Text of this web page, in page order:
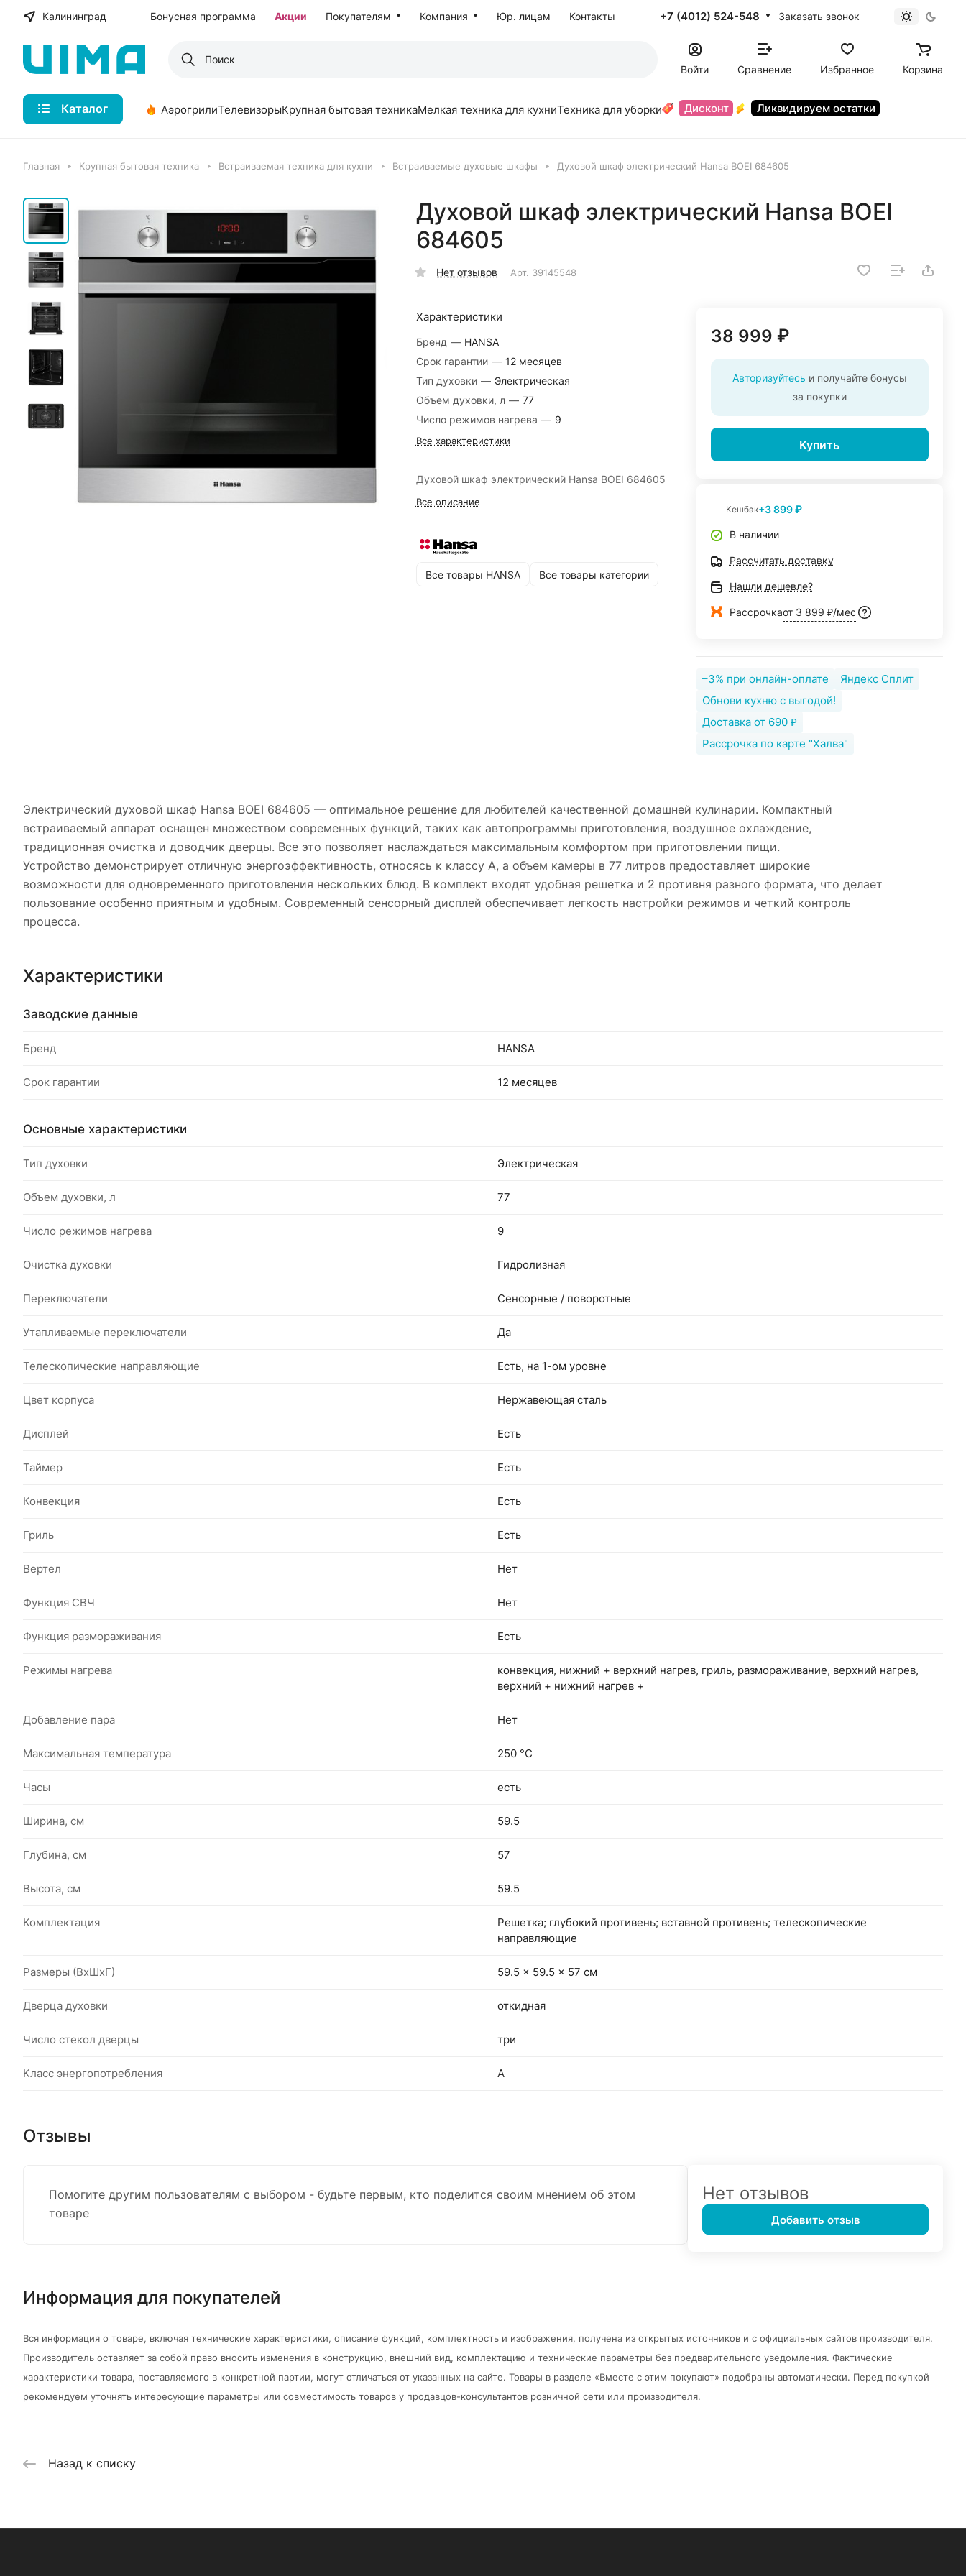
Калининград Бонусная программа Акции Покупателям Компания Юр. лицам Контакты +7 (4012) 524-548 Заказать звонок
Войти Сравнение Избранное Корзина
Каталог АэрогрилиТелевизорыКрупная бытовая техникаМелкая техника для кухниТехника для уборки Дисконт Ликвидируем остатки
Главная Крупная бытовая техника Встраиваемая техника для кухни Встраиваемые духовые шкафы Духовой шкаф электрический Hansa BOEI 684605
Духовой шкаф электрический Hansa BOEI
684605
Нет отзывов Арт. 39145548
Характеристики
Бренд — HANSA
Срок гарантии — 12 месяцев
Тип духовки — Электрическая
Объем духовки, л — 77
Число режимов нагрева — 9
Все характеристики
Духовой шкаф электрический Hansa BOEI 684605
Все описание
Все товары HANSA Все товары категории
38 999 ₽
Авторизуйтесь и получайте бонусы
за покупки
Купить
Кешбэк+3 899 ₽
В наличии
Рассчитать доставку
Нашли дешевле?
Рассрочкаот 3 899 ₽/мес
–3% при онлайн-оплате
Яндекс Сплит
Обнови кухню с выгодой!
Доставка от 690 ₽
Рассрочка по карте "Халва"
Электрический духовой шкаф Hansa BOEI 684605 — оптимальное решение для любителей качественной домашней кулинарии. Компактный
встраиваемый аппарат оснащен множеством современных функций, таких как автопрограммы приготовления, воздушное охлаждение,
традиционная очистка и доводчик дверцы. Все это позволяет наслаждаться максимальным комфортом при приготовлении пищи.
Устройство демонстрирует отличную энергоэффективность, относясь к классу A, а объем камеры в 77 литров предоставляет широкие
возможности для одновременного приготовления нескольких блюд. В комплект входят удобная решетка и 2 противня разного формата, что делает
пользование особенно приятным и удобным. Современный сенсорный дисплей обеспечивает легкость настройки режимов и четкий контроль
процесса.
Характеристики
Заводские данные
Бренд HANSA
Срок гарантии 12 месяцев
Основные характеристики
Тип духовки Электрическая
Объем духовки, л 77
Число режимов нагрева 9
Очистка духовки Гидролизная
Переключатели Сенсорные / поворотные
Утапливаемые переключатели Да
Телескопические направляющие Есть, на 1-ом уровне
Цвет корпуса Нержавеющая сталь
Дисплей Есть
Таймер Есть
Конвекция Есть
Гриль Есть
Вертел Нет
Функция СВЧ Нет
Функция размораживания Есть
Режимы нагрева
конвекция, нижний + верхний нагрев, гриль, размораживание, верхний нагрев,
верхний + нижний нагрев +
Добавление пара Нет
Максимальная температура 250 °С
Часы есть
Ширина, см 59.5
Глубина, см 57
Высота, см 59.5
Комплектация
Решетка; глубокий противень; вставной противень; телескопические
направляющие
Размеры (ВхШхГ) 59.5 x 59.5 x 57 см
Дверца духовки откидная
Число стекол дверцы три
Класс энергопотребления A
Отзывы
Помогите другим пользователям с выбором - будьте первым, кто поделится своим мнением об этом
товаре
Нет отзывов
Добавить отзыв
Информация для покупателей
Вся информация о товаре, включая технические характеристики, описание функций, комплектность и изображения, получена из открытых источников и с официальных сайтов производителя.
Производитель оставляет за собой право вносить изменения в конструкцию, внешний вид, комплектацию и технические параметры без предварительного уведомления. Фактические
характеристики товара, поставляемого в конкретной партии, могут отличаться от указанных на сайте. Товары в разделе «Вместе с этим покупают» подобраны автоматически. Перед покупкой
рекомендуем уточнять интересующие параметры или совместимость товаров у продавцов-консультантов розничной сети или производителя.
Назад к списку